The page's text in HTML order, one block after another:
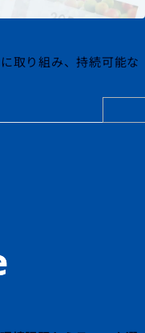
取り組み、持続可能な